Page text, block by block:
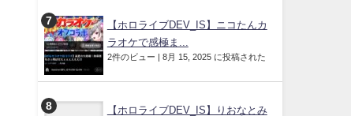
【ホロライブDEV_IS】ニコたんカ
ラオケで感極ま...
2件のビュー | 8月 15, 2025 に投稿された
【ホロライブDEV_IS】りおなとみ